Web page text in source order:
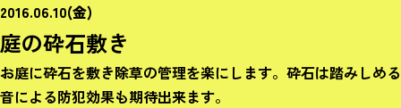
2016.06.10(金)
庭の砕石敷き
お庭に砕石を敷き除草の管理を楽にします。砕石は踏みしめる
音による防犯効果も期待出来ます。